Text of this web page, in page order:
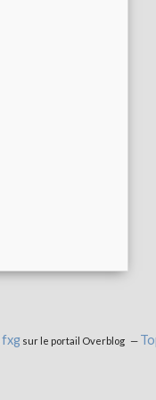
fxgsur le portail Overblog